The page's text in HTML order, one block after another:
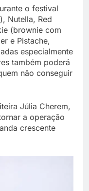
o festival
Nutella, Red
(brownie com
e Pistache,
especialmente
também poderá
não conseguir
Júlia Cherem,
a operação
crescente